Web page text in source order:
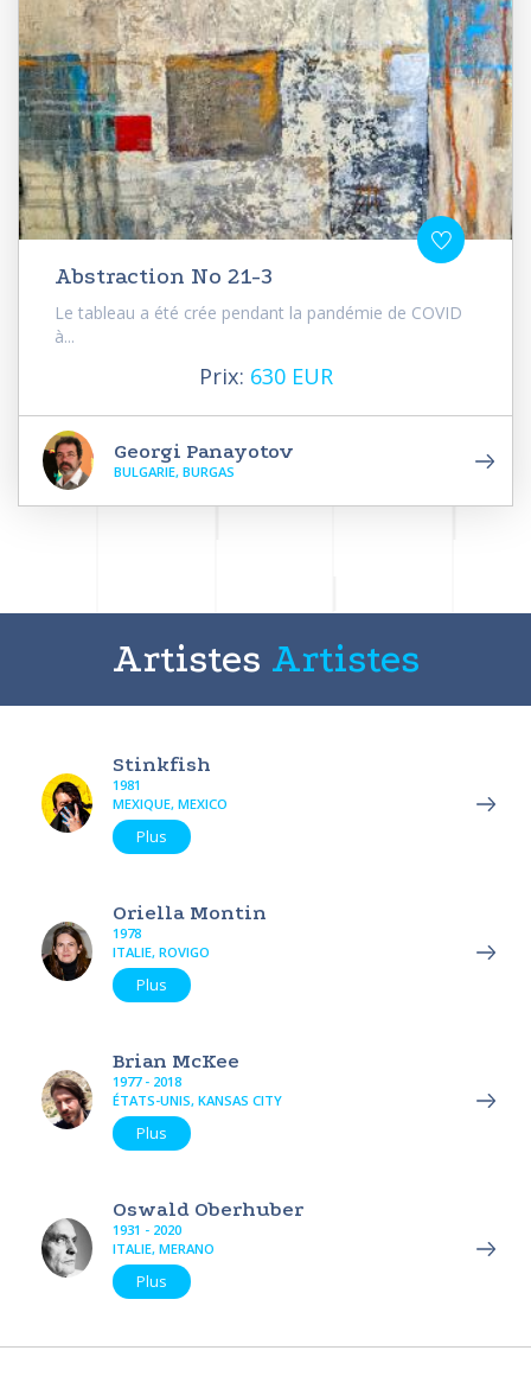
Abstraction No 21-3
Le tableau a été crée pendant la pandémie de COVID
à...
Prix: 630 EUR
Georgi Panayotov
BULGARIE, BURGAS
Artistes Artistes
Stinkfish
1981
MEXIQUE, MEXICO
Plus
Oriella Montin
1978
ITALIE, ROVIGO
Plus
Brian McKee
1977 - 2018
ÉTATS-UNIS, KANSAS CITY
Plus
Oswald Oberhuber
1931 - 2020
ITALIE, MERANO
Plus